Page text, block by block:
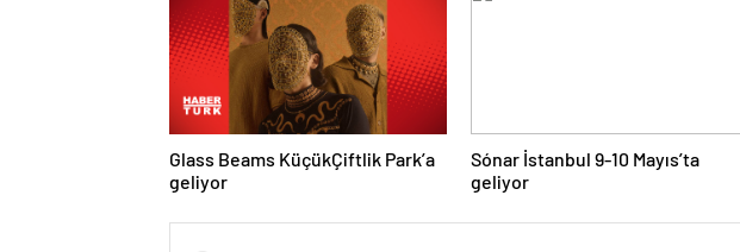
Glass Beams KüçükÇiftlik Park’a
geliyor
Sónar İstanbul 9-10 Mayıs’ta
geliyor